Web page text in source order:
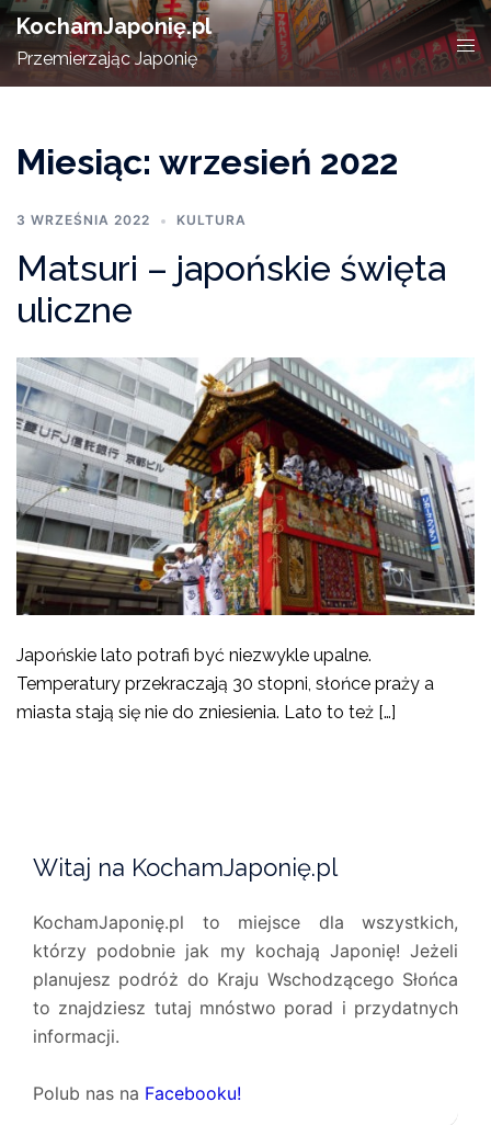
Skip
to
content
KochamJaponię.pl
Przemierzając Japonię
Miesiąc: wrzesień 2022
3 WRZEŚNIA 2022 KULTURA
Matsuri – japońskie święta
uliczne
Japońskie lato potrafi być niezwykle upalne.
Temperatury przekraczają 30 stopni, słońce praży a
miasta stają się nie do zniesienia. Lato to też […]
Witaj na KochamJaponię.pl
KochamJaponię.pl to miejsce dla wszystkich,
którzy podobnie jak my kochają Japonię! Jeżeli
planujesz podróż do Kraju Wschodzącego Słońca
to znajdziesz tutaj mnóstwo porad i przydatnych
informacji.
Polub nas na Facebooku!